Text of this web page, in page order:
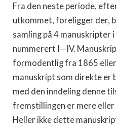
Fra den neste periode,
utkommet, foreligger der,
samling på 4 ma­nuskripter
nummerert I—IV.
formodentlig fra 1865
manuskript som direkte er
med den inndeling denne
fremstillingen er mere
Heller ikke dette